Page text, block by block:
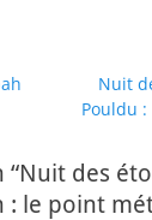
Article
suivant :
Nuit
Pouldu
des
: le point